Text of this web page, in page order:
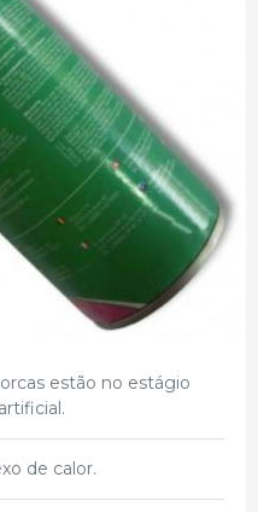
estão no estágio
de calor.